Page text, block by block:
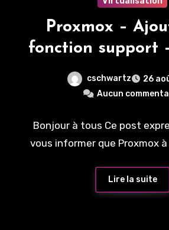
Proxmox –
fonction support
dans les
cschwartz
26
Aucun
Bonjour à tous Ce post
vous informer que Proxmox
Lire la suite